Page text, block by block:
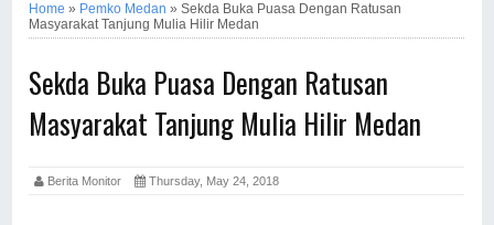
Home » Pemko Medan »Sekda Buka Puasa Dengan Ratusan
Masyarakat Tanjung Mulia Hilir Medan
Sekda Buka Puasa Dengan Ratusan
Masyarakat Tanjung Mulia Hilir Medan
Berita Monitor Thursday, May 24, 2018